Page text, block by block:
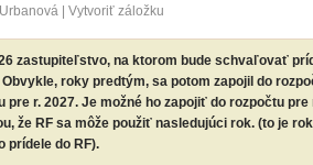
Vytvoriť záložku
zastupiteľstvo, na ktorom bude schvaľovať
roky predtým, sa potom zapojil do
pre r. 2027. Je možné ho zapojiť do rozpočtu
že RF sa môže použiť nasledujúci rok. (to je
prídele do RF).